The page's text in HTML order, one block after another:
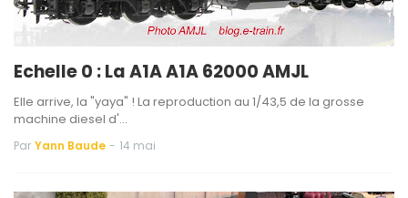
Echelle 0 : La A1A A1A 62000 AMJL
Elle arrive, la "yaya" ! La reproduction au 1/43,5 de la grosse
machine diesel d'…
Par Yann Baude - 14 mai